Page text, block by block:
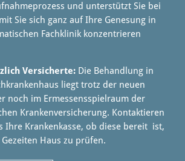
und unterstützt Sie bei
Sie sich ganz auf Ihre Genesung in
Fachklinik konzentrieren
Versicherte: Die Behandlung in
liegt trotz der neuen
noch im Ermessensspielraum der
Krankenversicherung. Kontaktieren
Ihre Krankenkasse, ob diese bereit ist,
Haus zu prüfen.